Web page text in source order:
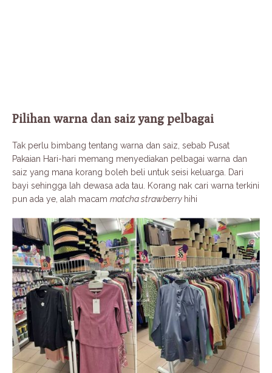
Pilihan warna dan saiz yang pelbagai
Tak perlu bimbang tentang warna dan saiz, sebab Pusat
Pakaian Hari-hari memang menyediakan pelbagai warna dan
saiz yang mana korang boleh beli untuk seisi keluarga. Dari
bayi sehingga lah dewasa ada tau. Korang nak cari warna terkini
pun ada ye, alah macam matcha strawberry hihi